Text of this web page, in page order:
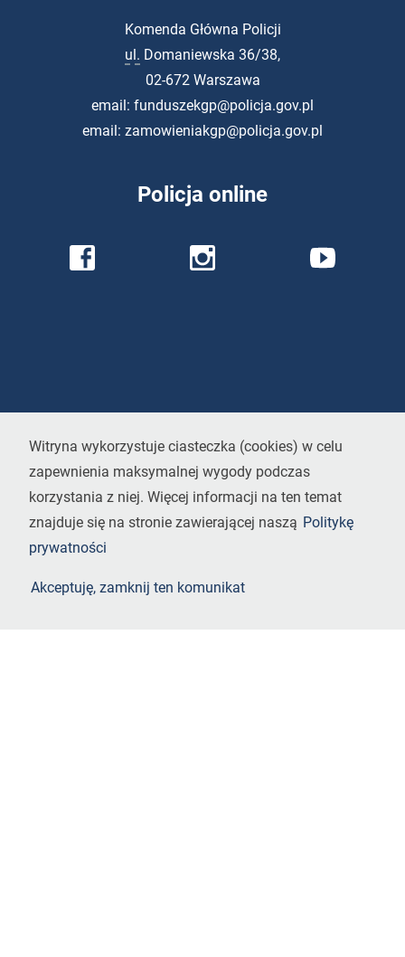
Komenda Główna Policji
ul. Domaniewska 36/38,
02-672 Warszawa
email: funduszekgp@policja.gov.pl
email: zamowieniakgp@policja.gov.pl
Policja online
Witryna wykorzystuje ciasteczka (cookies) w celu
zapewnienia maksymalnej wygody podczas
korzystania z niej. Więcej informacji na ten temat
znajduje się na stronie zawierającej naszą Politykę
prywatności
Akceptuję, zamknij ten komunikat